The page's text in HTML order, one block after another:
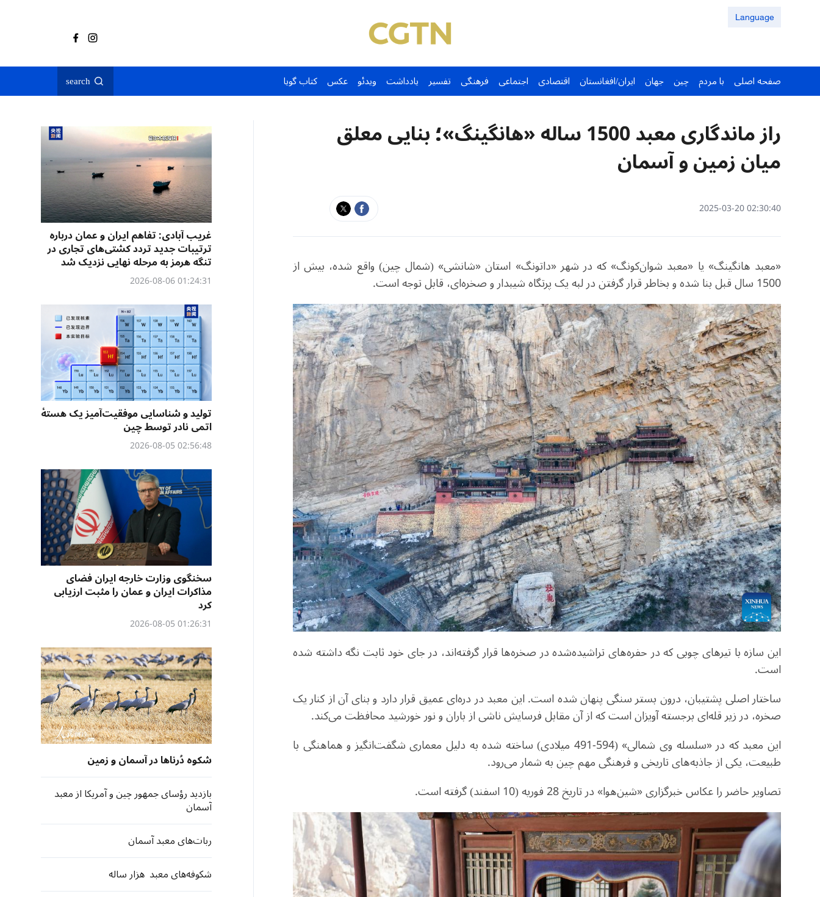
Language
صفحه اصلی با مردم چین جهان ایران/افغانستان اقتصادی اجتماعی فرهنگی تفسیر یادداشت ویدئو عکس کتاب گویا search
راز ماندگاری معبد 1500 ساله «هانگینگ»؛ بنایی معلق
میان زمین و آسمان
02:30:40 2025-03-20
«معبد هانگینگ» یا «معبد شوان‌کونگ» که در شهر «داتونگ» استان «شانشی» (شمال چین) واقع شده، بیش از
1500 سال قبل بنا شده و بخاطر قرار گرفتن در لبه یک پرتگاه شیبدار و صخره‌ای، قابل توجه است.
این سازه با تیرهای چوبی که در حفره‌های تراشیده‌شده در صخره‌ها قرار گرفته‌اند، در جای خود ثابت نگه داشته شده
است.
ساختار اصلی پشتیبان، درون بستر سنگی پنهان شده است. این معبد در دره‌ای عمیق قرار دارد و بنای آن از کنار یک
صخره، در زیر قله‌ای برجسته آویزان است که از آن مقابل فرسایش ناشی از باران و نور خورشید محافظت می‌کند.
این معبد که در «سلسله وی شمالی» (594-491 میلادی) ساخته شده به دلیل معماری شگفت‌انگیز و هماهنگی با
طبیعت، یکی از جاذبه‌های تاریخی و فرهنگی مهم چین به شمار می‌رود.
تصاویر حاضر را عکاس خبرگزاری «شین‌هوا» در تاریخ 28 فوریه (10 اسفند) گرفته است.
غریب آبادی: تفاهم ایران و عمان درباره
ترتیبات جدید تردد کشتی‌های تجاری در
تنگه هرمز به مرحله نهایی نزدیک شد
01:24:31 2026-08-06
تولید و شناسایی موفقیت‌آمیز یک هستهٔ
اتمی نادر توسط چین
02:56:48 2026-08-05
سخنگوی وزارت خارجه ایران فضای
مذاکرات ایران و عمان را مثبت ارزیابی
کرد
01:26:31 2026-08-05
شکوه دُرناها در آسمان و زمین
بازدید رؤسای جمهور چین و آمریکا از معبد
آسمان
ربات‌های معبد آسمان
شکوفه‌های معبد هزار ساله